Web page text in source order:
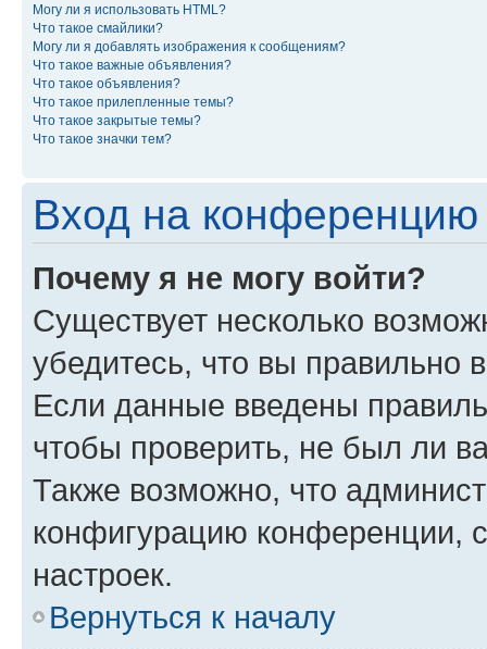
Могу ли я использовать HTML?
Что такое смайлики?
Могу ли я добавлять изображения к сообщениям?
Что такое важные объявления?
Что такое объявления?
Что такое прилепленные темы?
Что такое закрытые темы?
Что такое значки тем?
Вход на конференцию
Почему я не могу войти?
Существует несколько
убедитесь, что вы правильно
Если данные введены
чтобы проверить, не был ли
Также возможно, что
конфигурацию конференции,
настроек.
Вернуться к началу